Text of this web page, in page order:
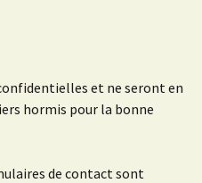
et ne seront en
hormis pour la bonne
de contact sont